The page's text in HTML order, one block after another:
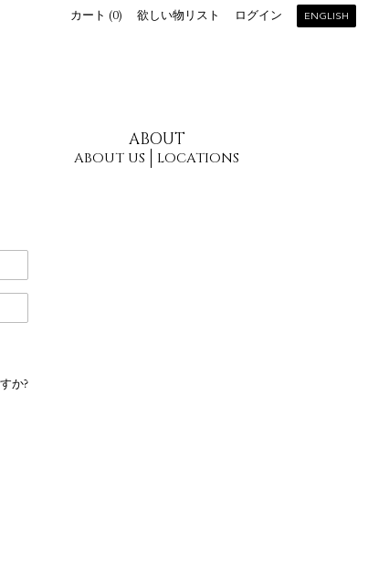
ABOUT
ABOUT US LOCATIONS
カート (0) 欲しい物リスト ログイン ENGLISH
か?